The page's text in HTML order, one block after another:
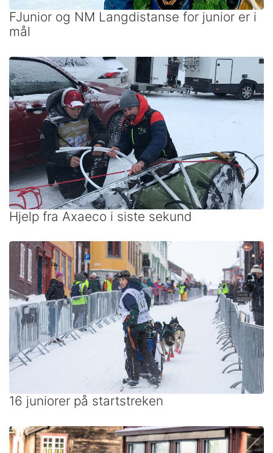
FJunior og NM Langdistanse for junior er i
mål
Hjelp fra Axaeco i siste sekund
16 juniorer på startstreken